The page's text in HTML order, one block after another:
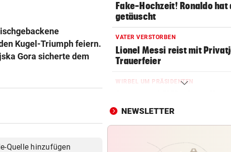
Kugel-Triumph feiern.
Gora sicherte dem
Quelle hinzufügen
Fake-Hochzeit! Ronaldo hat
getäuscht
VATER VERSTORBEN
Lionel Messi reist mit
Trauerfeier
WIRBEL UM PRÄSIDENTEN
gegen Infantino
OLYMPIA-HELD GSTREIN
geblieben“
NEWSLETTER